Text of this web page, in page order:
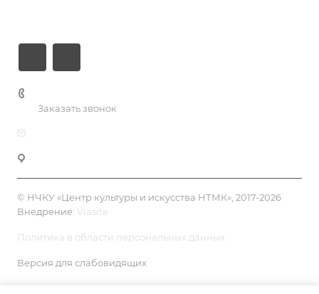
Заказать звонок
© НЧКУ «Центр культуры и искусства НТМК», 2017-2026
Внедрение: Viasite
Политика в области персональных данных
Версия для слабовидящих